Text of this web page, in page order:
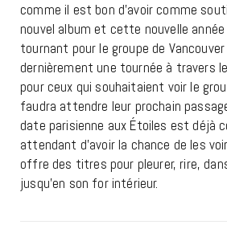
comme il est bon d’avoir comme
nouvel album et cette nouvelle
tournant pour le groupe de
dernièrement une tournée à travers le
pour ceux qui souhaitaient voir le
faudra attendre leur prochain
date parisienne aux Étoiles est déjà
attendant d’avoir la chance de les
offre des titres pour pleurer, rire,
jusqu’en son for intérieur.